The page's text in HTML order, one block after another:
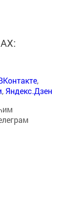
,
, Яндекс.Дзен